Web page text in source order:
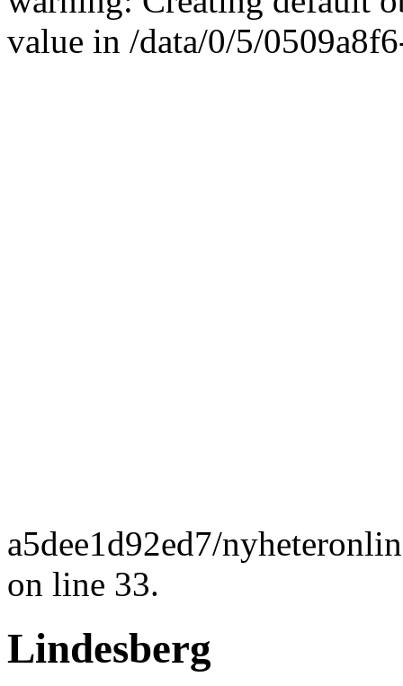
value in /data/0/5/
a5dee1d92ed7/
on line 33.
Lindesberg